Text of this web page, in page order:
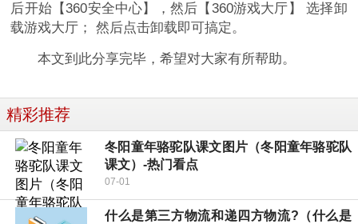
后开始【360安全中心】，然后【360游戏大厅】 选择卸
载游戏大厅； 然后点击卸载即可搞定。
本文到此分享完毕，希望对大家有所帮助。
精彩推荐
冬阳童年骆驼队课文图片（冬阳童年骆驼队
课文）-热门看点
07-01
什么是第三方物流和递四方物流?（什么是